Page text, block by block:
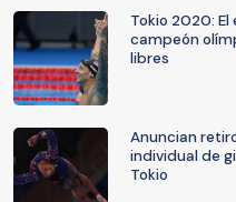
Tokio 2020:
campeón
libres
Anuncian
individual de
Tokio